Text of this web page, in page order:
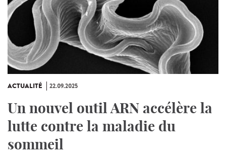
ACTUALITÉ 22.09.2025
Un nouvel outil ARN accélère la
lutte contre la maladie du
sommeil